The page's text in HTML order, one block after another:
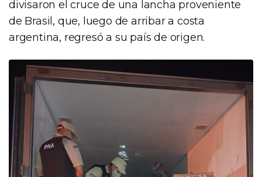
divisaron el cruce de una lancha proveniente
de Brasil, que, luego de arribar a costa
argentina, regresó a su país de origen.